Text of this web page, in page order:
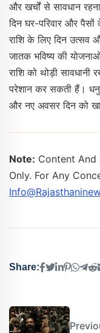
और खर्चों से सावधान
दिन घर-परिवार और
राशि के लिए दिन
जातक भविष्य की
राशि को थोड़ी
परेशान कर सकती हैं।
और नए अवसर दिन को
Note: Content And
Only. For Any
Share: